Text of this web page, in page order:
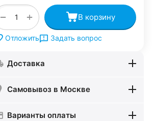
+
− В корзину
Отложить Задать вопрос
Доставка
Самовывоз в Москве
Варианты оплаты